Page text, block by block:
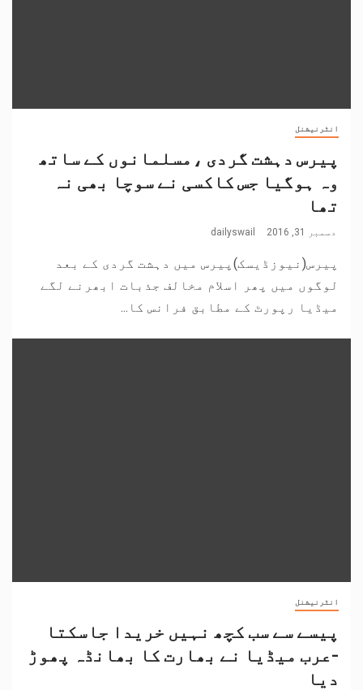
انٹرنیشنل
پیرس دہشت گردی ،مسلمانوں کے ساتھ
وہ ہوگیا جس کاکسی نے سوچا بھی نہ
تھا
دسمبر 31, 2016 dailyswail
پیرس(نیوزڈیسک)پیرس میں دہشت گردی کے بعد
لوگوں میں پھر اسلام مخالف جذبات ابھرنے لگے
میڈیا رپورٹ کے مطابق فرانس کا...
انٹرنیشنل
پیسے سے سب کچھ نہیں خریدا جاسکتا
-عرب میڈیا نے بھارت کا بھانڈہ پھوڑ
دیا